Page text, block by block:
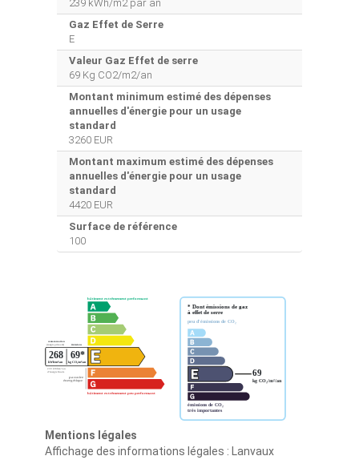
239 kWh/m2 par an
Gaz Effet de Serre
E
Valeur Gaz Effet de serre
69 Kg CO2/m2/an
Montant minimum estimé des dépenses
annuelles d'énergie pour un usage
standard
3260 EUR
Montant maximum estimé des dépenses
annuelles d'énergie pour un usage
standard
4420 EUR
Surface de référence
100
Mentions légales
Affichage des informations légales : Lanvaux